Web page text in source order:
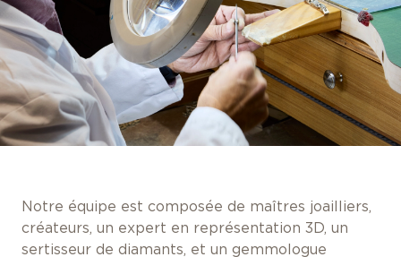
Notre équipe est composée de maîtres joailliers,
créateurs, un expert en représentation 3D, un
sertisseur de diamants, et un gemmologue